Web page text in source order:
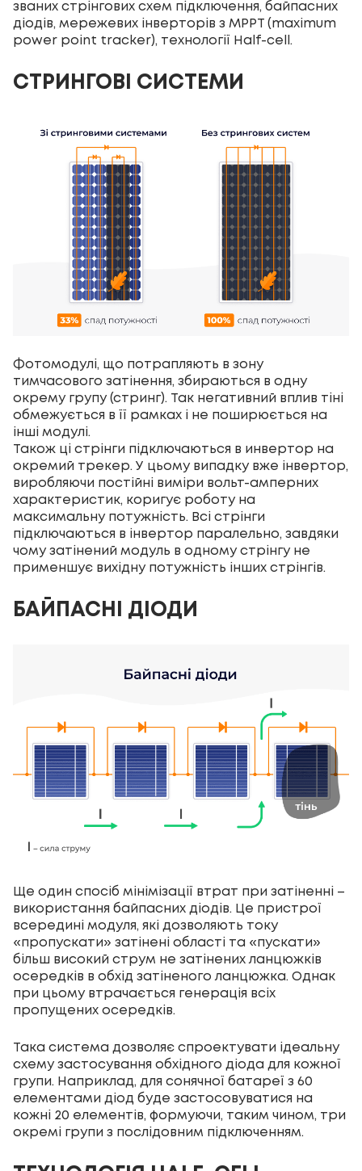
званих стрінгових схем підключення, байпасних
діодів, мережевих інверторів з MPPT (maximum
power point tracker), технології Half-cell.
СТРИНГОВІ СИСТЕМИ
Фотомодулі, що потрапляють в зону
тимчасового затінення, збираються в одну
окрему групу (стринг). Так негативний вплив тіні
обмежується в її рамках і не поширюється на
інші модулі.
Також ці стрінги підключаються в инвертор на
окремий трекер. У цьому випадку вже інвертор,
виробляючи постійні виміри вольт-амперних
характеристик, коригує роботу на
максимальну потужність. Всі стрінги
підключаються в інвертор паралельно, завдяки
чому затінений модуль в одному стрінгу не
применшує вихідну потужність інших стрінгів.
БАЙПАСНІ ДІОДИ
Ще один спосіб мінімізації втрат при затіненні –
використання байпасних діодів. Це пристрої
всередині модуля, які дозволяють току
«пропускати» затінені області та «пускати»
більш високий струм не затінених ланцюжків
осередків в обхід затіненого ланцюжка. Однак
при цьому втрачається генерація всіх
пропущених осередків.
Така система дозволяє спроектувати ідеальну
схему застосування обхідного діода для кожної
групи. Наприклад, для сонячної батареї з 60
елементами діод буде застосовуватися на
кожні 20 елементів, формуючи, таким чином, три
окремі групи з послідовним підключенням.